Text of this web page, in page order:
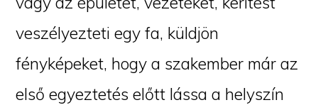
veszélyezteti egy fa, küldjön
fényképeket, hogy a szakember már az
első egyeztetés előtt lássa a helyszín